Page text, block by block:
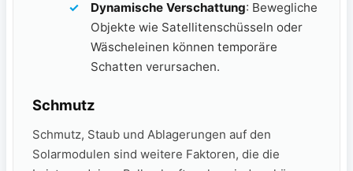
Dynamische Verschattung: Bewegliche
Objekte wie Satellitenschüsseln oder
Wäscheleinen können temporäre
Schatten verursachen.
Schmutz
Schmutz, Staub und Ablagerungen auf⁤ den
Solarmodulen sind weitere Faktoren, die die